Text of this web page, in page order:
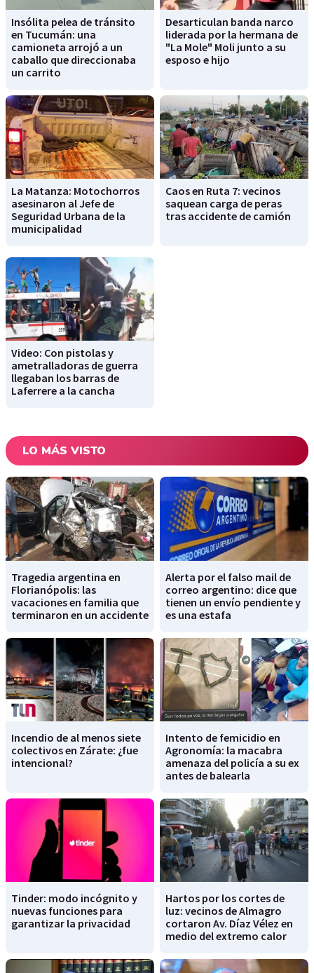
Insólita pelea de tránsito
en Tucumán: una
camioneta arrojó a un
caballo que direccionaba
un carrito
Desarticulan banda narco
liderada por la hermana de
"La Mole" Moli junto a su
esposo e hijo
La Matanza: Motochorros
asesinaron al Jefe de
Seguridad Urbana de la
municipalidad
Caos en Ruta 7: vecinos
saquean carga de peras
tras accidente de camión
Video: Con pistolas y
ametralladoras de guerra
llegaban los barras de
Laferrere a la cancha
LO MÁS VISTO
Tragedia argentina en
Florianópolis: las
vacaciones en familia que
terminaron en un accidente
Alerta por el falso mail de
correo argentino: dice que
tienen un envío pendiente y
es una estafa
Incendio de al menos siete
colectivos en Zárate: ¿fue
intencional?
Intento de femicidio en
Agronomía: la macabra
amenaza del policía a su ex
antes de balearla
Tinder: modo incógnito y
nuevas funciones para
garantizar la privacidad
Hartos por los cortes de
luz: vecinos de Almagro
cortaron Av. Díaz Vélez en
medio del extremo calor